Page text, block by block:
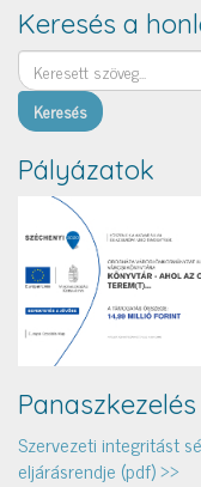
Keresés a
Keresés
Pályázatok
Panaszkezelés
Szervezeti integritást
eljárásrendje (pdf) >>